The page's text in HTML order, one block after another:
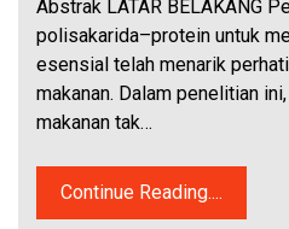
Abstrak LATAR BELAKANG
polisakarida–protein untuk
esensial telah menarik
makanan. Dalam penelitian
makanan tak…
Continue Reading....